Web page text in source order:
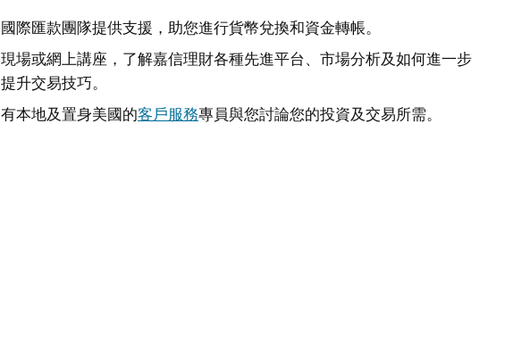
國際匯款團隊提供支援，助您進行貨幣兌換和資金轉帳。
現場或網上講座，了解嘉信理財各種先進平台、市場分析及如何進一步
提升交易技巧。
有本地及置身美國的客戶服務專員與您討論您的投資及交易所需。